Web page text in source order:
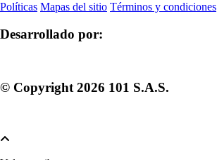
Políticas Mapas del sitio Términos y condiciones
Desarrollado por:
© Copyright2026 101 S.A.S.